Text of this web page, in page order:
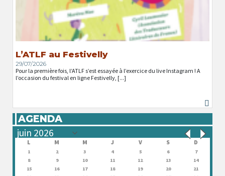
L’ATLF au Festivelly
29/07/2026
Pour la première fois, l’ATLF s’est essayée à l’exercice du live Instagram ! A
l’occasion du festival en ligne Festivelly, [...]
AGENDA
L M M J V S D
1 2 3 4 5 6
7
8
9 10 11 12 13
14
15
16 17 18 19 20
21